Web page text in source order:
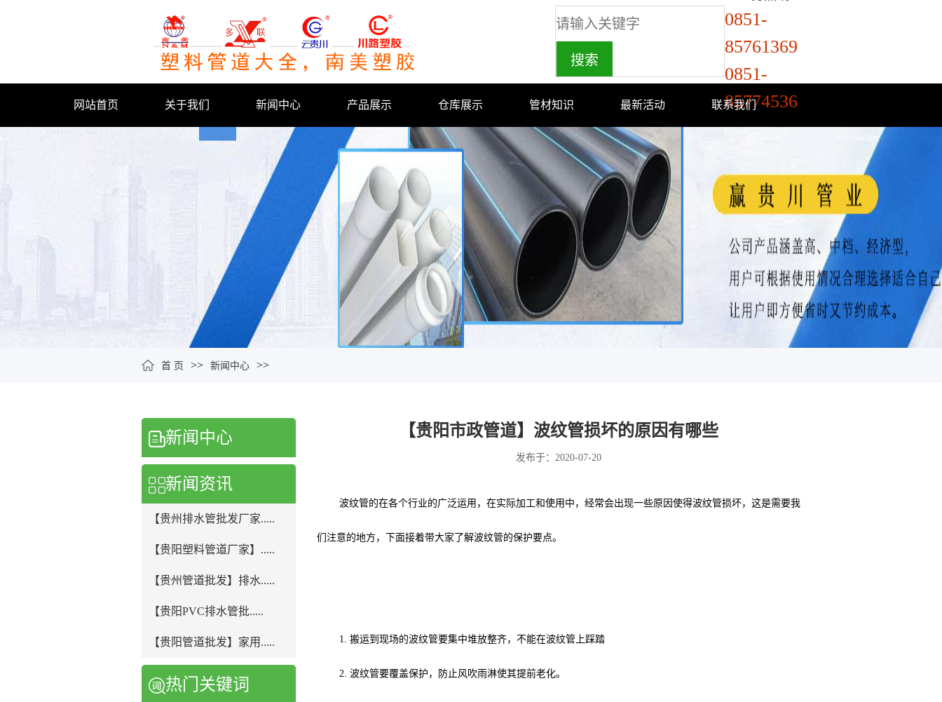
0851-
85761369
0851-
85774536
网站首页 关于我们 新闻中心 产品展示 仓库展示 管材知识 最新活动 联系我们
首 页 >> 新闻中心 >>
新闻中心
新闻资讯
【贵州排水管批发厂家.....
【贵阳塑料管道厂家】.....
【贵州管道批发】排水.....
【贵阳PVC排水管批.....
【贵阳管道批发】家用.....
热门关键词
【贵阳市政管道】波纹管损坏的原因有哪些
发布于：2020-07-20
波纹管的在各个行业的广泛运用，在实际加工和使用中，经常会出现一些原因使得波纹管损坏，这是需要我
们注意的地方，下面接着带大家了解波纹管的保护要点。
1. 搬运到现场的波纹管要集中堆放整齐，不能在波纹管上踩踏
2. 波纹管要覆盖保护，防止风吹雨淋使其提前老化。